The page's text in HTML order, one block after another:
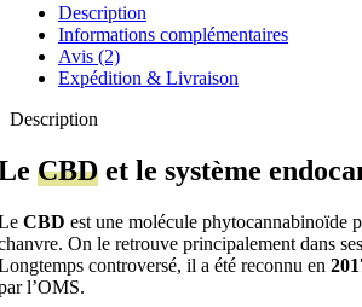
Description
Informations complémentaires
Avis (2)
Expédition & Livraison
Description
CBD et le système
CBD est une molécule phytocannabinoïde
On le retrouve principalement dans
controversé, il a été reconnu en
l’OMS.